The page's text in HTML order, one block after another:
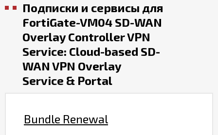
Подписки и сервисы для
FortiGate-VM04 SD-WAN
Overlay Controller VPN
Service: Cloud-based SD-
WAN VPN Overlay
Service & Portal
Bundle Renewal